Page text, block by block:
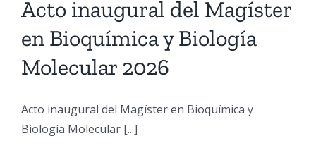
Acto inaugural del Magíster
en Bioquímica y Biología
Molecular 2026
Acto inaugural del Magíster en Bioquímica y
Biología Molecular [...]